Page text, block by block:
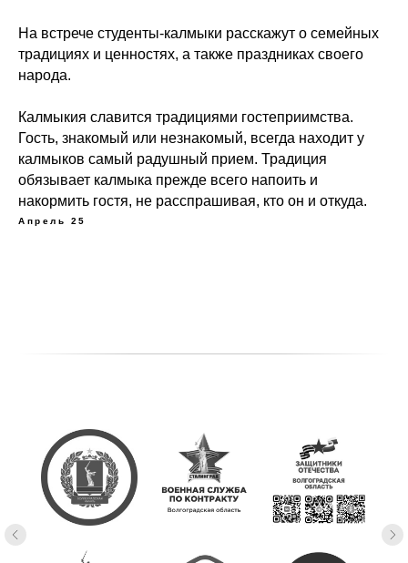
На встрече студенты-калмыки расскажут о семейных
традициях и ценностях, а также праздниках своего
народа.
Калмыкия славится традициями гостеприимства.
Гость, знакомый или незнакомый, всегда находит у
калмыков самый радушный прием. Традиция
обязывает калмыка прежде всего напоить и
накормить гостя, не расспрашивая, кто он и откуда.
Апрель 25